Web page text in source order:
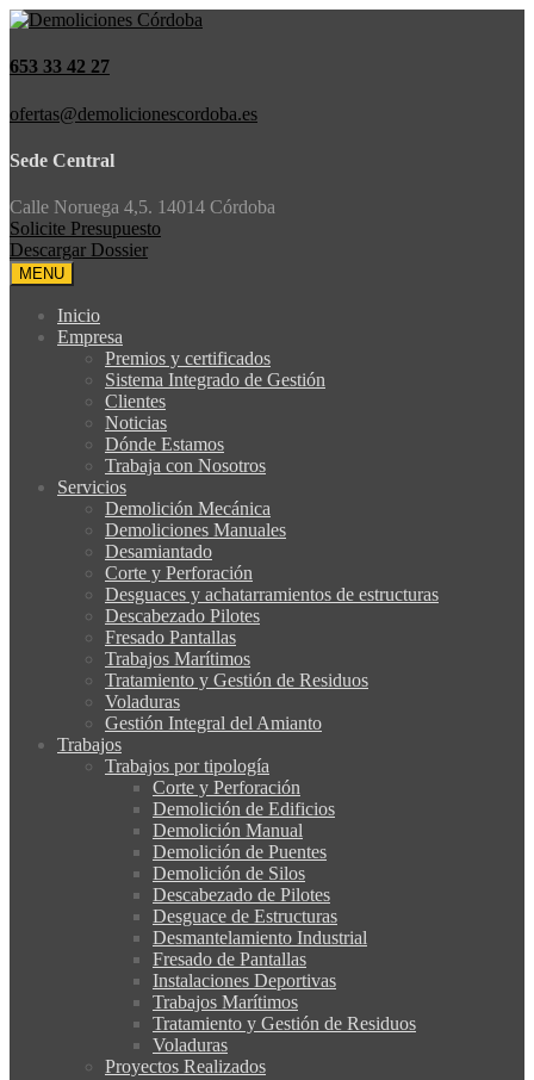
653 33 42 27
ofertas@demolicionescordoba.es
Sede Central
Calle Noruega 4,5. 14014 Córdoba
Solicite Presupuesto
Descargar Dossier
MENU
Inicio
Empresa
Premios y certificados
Sistema Integrado de Gestión
Clientes
Noticias
Dónde Estamos
Trabaja con Nosotros
Servicios
Demolición Mecánica
Demoliciones Manuales
Desamiantado
Corte y Perforación
Desguaces y achatarramientos de estructuras
Descabezado Pilotes
Fresado Pantallas
Trabajos Marítimos
Tratamiento y Gestión de Residuos
Voladuras
Gestión Integral del Amianto
Trabajos
Trabajos por tipología
Corte y Perforación
Demolición de Edificios
Demolición Manual
Demolición de Puentes
Demolición de Silos
Descabezado de Pilotes
Desguace de Estructuras
Desmantelamiento Industrial
Fresado de Pantallas
Instalaciones Deportivas
Trabajos Marítimos
Tratamiento y Gestión de Residuos
Voladuras
Proyectos Realizados